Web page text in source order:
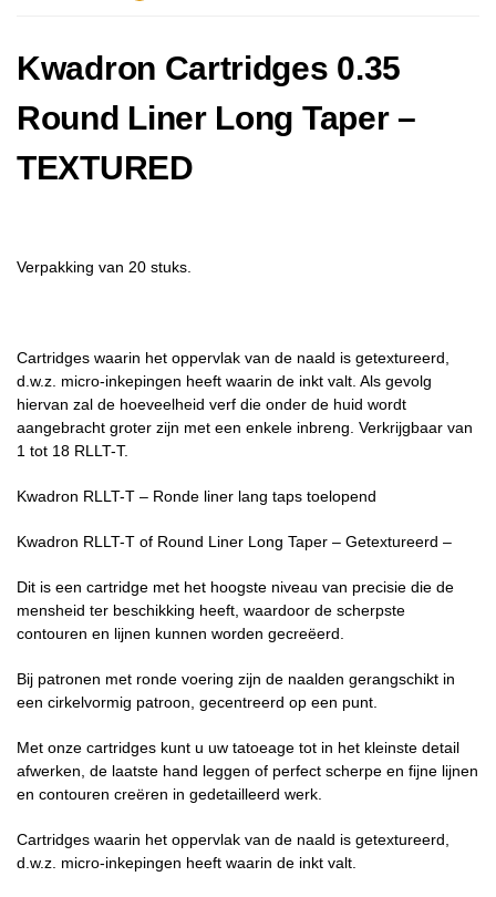
Kwadron Cartridges 0.35
Round Liner Long Taper –
TEXTURED
Verpakking van 20 stuks.
Cartridges waarin het oppervlak van de naald is getextureerd,
d.w.z. micro-inkepingen heeft waarin de inkt valt. Als gevolg
hiervan zal de hoeveelheid verf die onder de huid wordt
aangebracht groter zijn met een enkele inbreng. Verkrijgbaar van
1 tot 18 RLLT-T.
Kwadron RLLT-T – Ronde liner lang taps toelopend
Kwadron RLLT-T of Round Liner Long Taper – Getextureerd –
Dit is een cartridge met het hoogste niveau van precisie die de
mensheid ter beschikking heeft, waardoor de scherpste
contouren en lijnen kunnen worden gecreëerd.
Bij patronen met ronde voering zijn de naalden gerangschikt in
een cirkelvormig patroon, gecentreerd op een punt.
Met onze cartridges kunt u uw tatoeage tot in het kleinste detail
afwerken, de laatste hand leggen of perfect scherpe en fijne lijnen
en contouren creëren in gedetailleerd werk.
Cartridges waarin het oppervlak van de naald is getextureerd,
d.w.z. micro-inkepingen heeft waarin de inkt valt.